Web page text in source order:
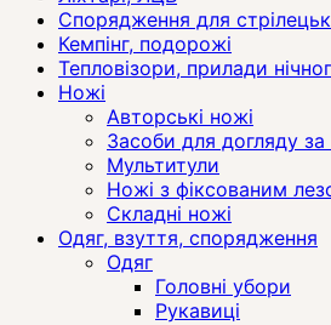
Спорядження для
Кемпінг, подорожі
Тепловізори, прилади
Ножі
Авторські ножі
Засоби для догляду
Мультитули
Ножі з фіксованим
Складні ножі
Одяг, взуття, спорядження
Одяг
Головні убори
Рукавиці